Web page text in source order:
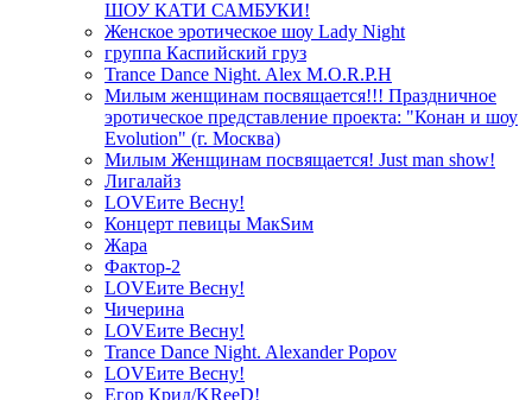
ШОУ КАТИ САМБУКИ!
Женское эротическое шоу Lady Night
группа Каспийский груз
Trance Dance Night. Alex M.O.R.P.H
Милым женщинам посвящается!!! Праздничное
эротическое представление проекта: "Конан и шоу
Evolution" (г. Москва)
Милым Женщинам посвящается! Just man show!
Лигалайз
LOVEите Весну!
Концерт певицы МакSим
Жара
Фактор-2
LOVEите Весну!
Чичерина
LOVEите Весну!
Trance Dance Night. Alexander Popov
LOVEите Весну!
Егор Крид/KReeD!